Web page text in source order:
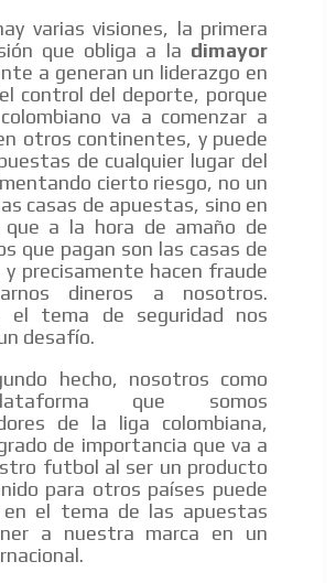
varias visiones, la primera
que obliga a la dimayor
a generan un liderazgo en
control del deporte, porque
va a comenzar a
otros continentes, y puede
de cualquier lugar del
cierto riesgo, no un
casas de apuestas, sino en
que a la hora de amaño de
que pagan son las casas de
precisamente hacen fraude
dineros a nosotros.
el tema de seguridad nos
desafío.
hecho, nosotros como
que somos
de la liga colombiana,
de importancia que va a
futbol al ser un producto
para otros países puede
en el tema de las apuestas
a nuestra marca en un